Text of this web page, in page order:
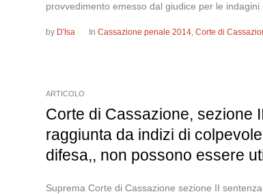
provvedimento emesso dal giudice per le
by D'Isa InCassazione penale 2014,Corte di
ARTICOLO
Corte di Cassazione, sezione
raggiunta da indizi di
difesa,, non possono essere
Suprema Corte di Cassazione sezione II